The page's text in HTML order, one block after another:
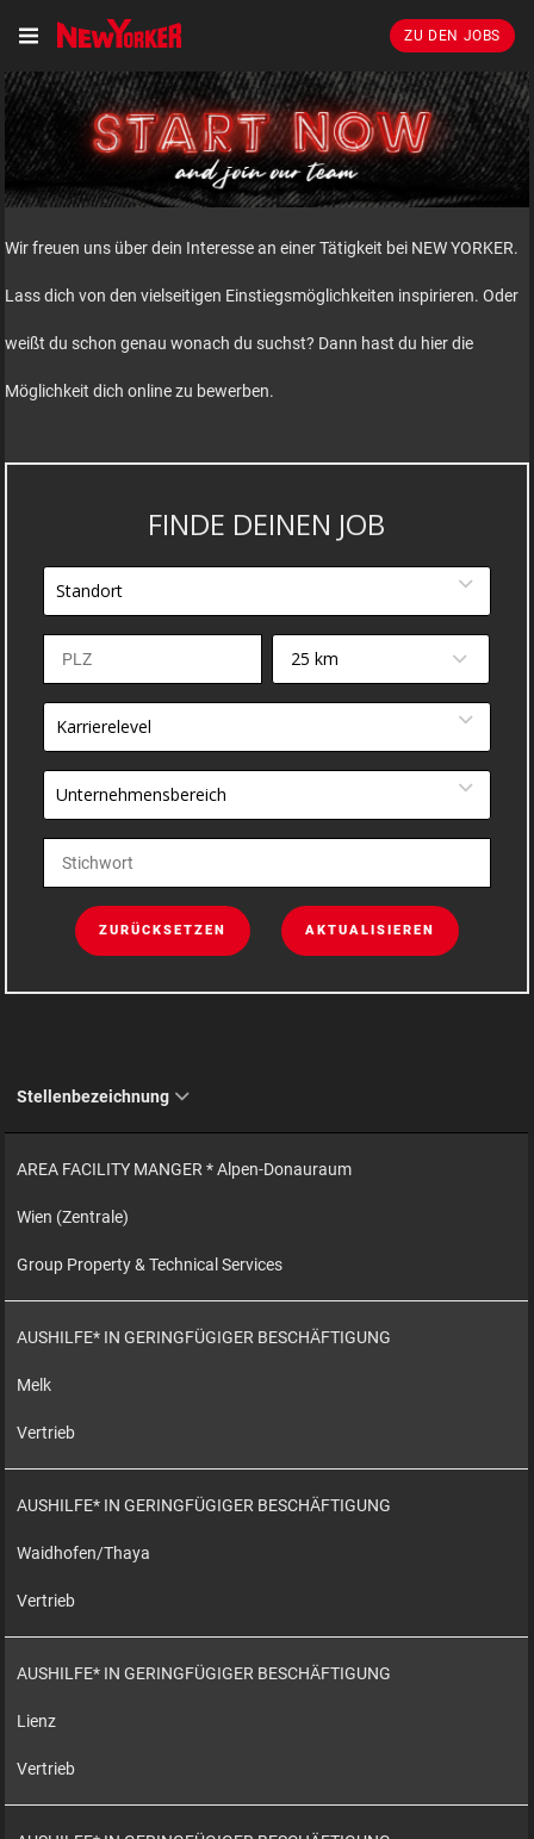
ZU DEN JOBS
Wir freuen uns über dein Interesse an einer Tätigkeit bei NEW YORKER.
Lass dich von den vielseitigen Einstiegsmöglichkeiten inspirieren. Oder
weißt du schon genau wonach du suchst? Dann hast du hier die
Möglichkeit dich online zu bewerben.
FINDE DEINEN JOB
Standort
25 km
Karrierelevel
Unternehmensbereich
ZURÜCKSETZEN AKTUALISIEREN
Stellenbezeichnung
AREA FACILITY MANGER * Alpen-Donauraum
Wien (Zentrale)
Group Property & Technical Services
AUSHILFE* IN GERINGFÜGIGER BESCHÄFTIGUNG
Melk
Vertrieb
AUSHILFE* IN GERINGFÜGIGER BESCHÄFTIGUNG
Waidhofen/Thaya
Vertrieb
AUSHILFE* IN GERINGFÜGIGER BESCHÄFTIGUNG
Lienz
Vertrieb